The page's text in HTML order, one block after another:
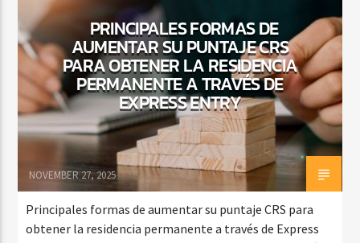
PRINCIPALES FORMAS DE
AUMENTAR SU PUNTAJE CRS
PARA OBTENER LA RESIDENCIA
PERMANENTE A TRAVÉS DE
EXPRESS ENTRY
NOVEMBER 27, 2025
Principales formas de aumentar su puntaje CRS para
obtener la residencia permanente a través de Express